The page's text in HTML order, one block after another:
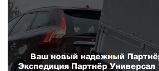
Ваш новый надежный
Экспедиция Партнёр Универсал